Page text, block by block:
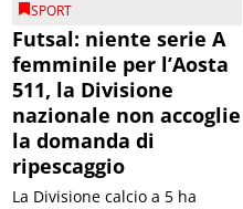
SPORT
Futsal: niente serie A
femminile per l’Aosta
511, la Divisione
nazionale non accoglie
la domanda di
ripescaggio
La Divisione calcio a 5 ha